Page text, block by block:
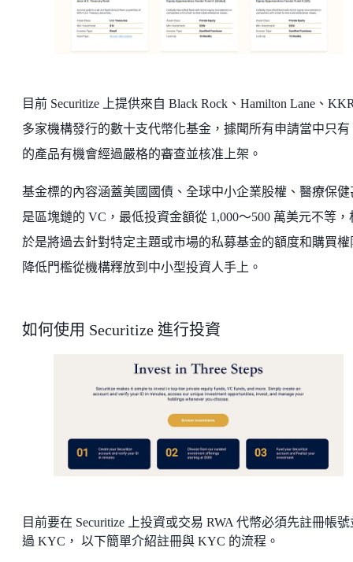
目前 Securitize 上提供來自 Black Rock、Hamilton Lane、
多家機構發行的數十支代幣化基金，據聞所有申請當中只有
的產品有機會經過嚴格的審查並核准上架。
基金標的內容涵蓋美國國債、全球中小企業股權、醫療保健
是區塊鏈的 VC，最低投資金額從 1,000～500 萬美元不等，
於是將過去針對特定主題或市場的私募基金的額度和購買權
降低門檻從機構釋放到中小型投資人手上。
如何使用 Securitize 進行投資
目前要在 Securitize 上投資或交易 RWA 代幣必須先註冊帳
過 KYC， 以下簡單介紹註冊與 KYC 的流程。